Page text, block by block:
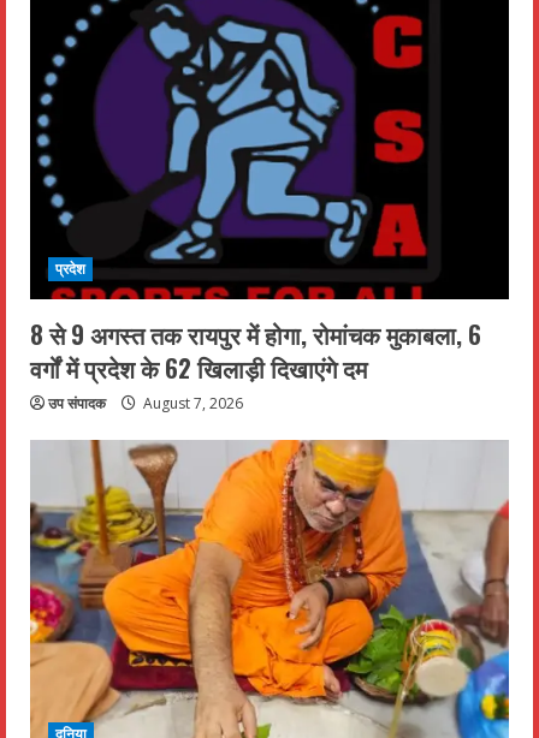
प्रदेश
8 से 9 अगस्त तक रायपुर में होगा, रोमांचक मुकाबला, 6
वर्गों में प्रदेश के 62 खिलाड़ी दिखाएंगे दम
उप संपादक August 7, 2026